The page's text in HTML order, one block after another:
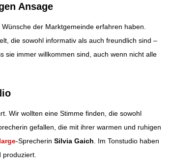
Ansage
der Marktgemeinde erfahren haben.
die sowohl informativ als auch freundlich sind –
sie immer willkommen sind, auch wenn nicht alle
Wir wollten eine Stimme finden, die sowohl
gefallen, die mit ihrer warmen und ruhigen
large-Sprecherin Silvia Gaich . Im Tonstudio haben